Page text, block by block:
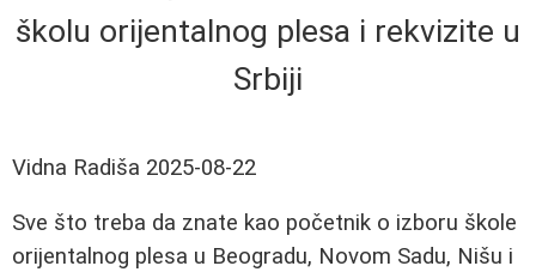
školu orijentalnog plesa i rekvizite u
Srbiji
Vidna Radiša 2025-08-22
Sve što treba da znate kao početnik o izboru škole
orijentalnog plesa u Beogradu, Novom Sadu, Nišu i